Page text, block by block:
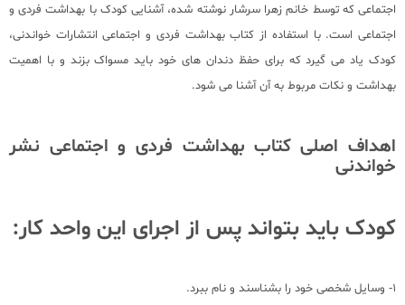
اجتماعی که توسط خانم زهرا سرشار نوشته شده، آشنایی کودک با بهداشت فردی و
اجتماعی است. با استفاده از کتاب بهداشت فردی و اجتماعی انتشارات خواندنی،
کودک یاد می گیرد که برای حفظ دندان های خود باید مسواک بزند و با اهمیت
بهداشت و نکات مربوط به آن آشنا می شود.
اهداف اصلی کتاب بهداشت فردی و اجتماعی نشر
خواندنی
کودک باید بتواند پس از اجرای این واحد کار:
1- وسایل شخصی خود را بشناسند و نام ببرد.